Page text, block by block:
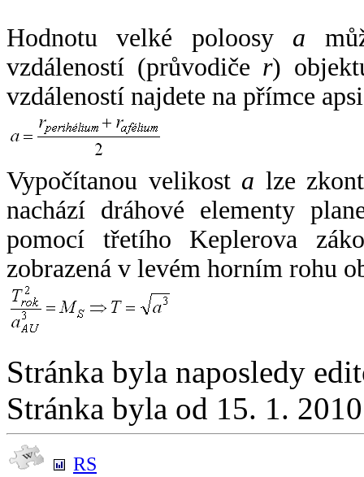
Hodnotu velké poloosy a
vzdáleností (průvodiče r)
vzdáleností najdete na přímce
Vypočítanou velikost a lze
nachází dráhové elementy
pomocí třetího Keplerova
zobrazená v levém horním rohu
Stránka byla naposledy
Stránka byla od 15. 1.
RS